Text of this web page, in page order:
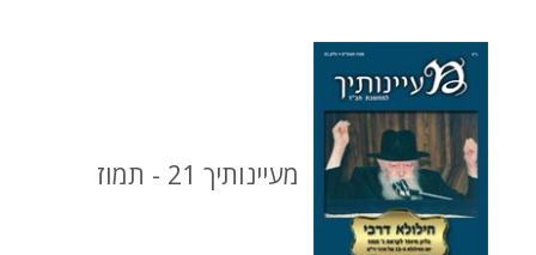
מעיינותיך 21 - תמוז